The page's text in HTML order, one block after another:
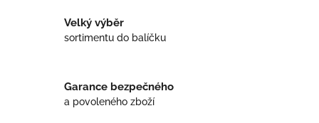
Velký výběr
sortimentu do balíčku
Garance bezpečného
a povoleného zboží